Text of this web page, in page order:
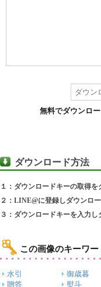
無料でダウンロー
ダウンロード方法
１：ダウンロードキーの取得を
２：LINE@に登録しダウンロ
３：ダウンロードキーを入力
この画像のキーワー
水引 御歳暮
贈答
熨斗